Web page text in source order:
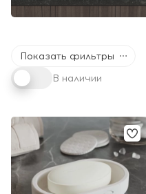
Показать фильтры
В наличии